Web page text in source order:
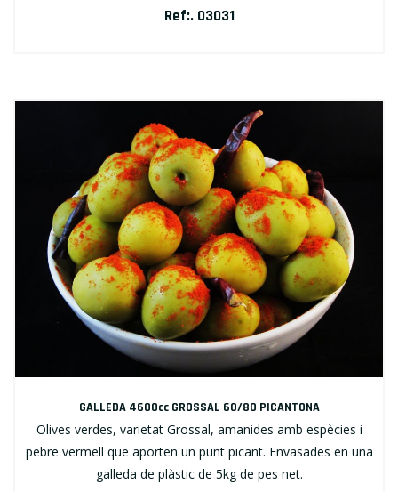
Ref:. 03031
GALLEDA 4600cc GROSSAL 60/80 PICANTONA
Olives verdes, varietat Grossal, amanides amb espècies i
pebre vermell que aporten un punt picant. Envasades en una
galleda de plàstic de 5kg de pes net.